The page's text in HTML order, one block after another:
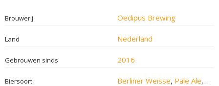
Brouwerij Oedipus Brewing
Land Nederland
Gebrouwen sinds 2016
Biersoort Berliner Weisse, Pale Ale,